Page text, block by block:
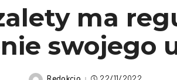
ma
swojego